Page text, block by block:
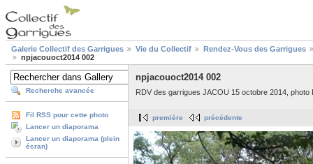
Galerie Collectif des Garrigues Vie du Collectif
Rendez-Vous des Garrigues
npjacouoct2014 002
Recherche avancée
Fil RSS pour cette photo
Lancer un diaporama
Lancer un diaporama (plein
écran)
npjacouoct2014 002
RDV des garrigues JACOU 15 octobre 2014, photo
première précédente